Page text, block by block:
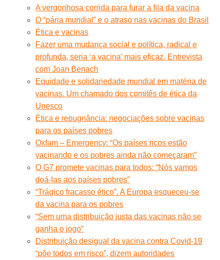
A vergonhosa corrida para furar a fila da vacina
O “pária mundial” e o atraso nas vacinas do Brasil
Ética e vacinas
Fazer uma mudança social e política, radical e
profunda, seria ‘a vacina’ mais eficaz. Entrevista
com Joan Benach
Equidade e solidariedade mundial em matéria de
vacinas. Um chamado dos comitês de ética da
Unesco
Ética e repugnância: negociações sobre vacinas
para os países pobres
Oxfam – Emergency: “Os países ricos estão
vacinando e os pobres ainda não começaram”
O G7 promete vacinas para todos: “Nós vamos
doá-las aos países pobres”
“Trágico fracasso ético”. A Europa esqueceu-se
da vacina para os pobres
“Sem uma distribuição justa das vacinas não se
ganha o jogo”
Distribuição desigual da vacina contra Covid-19
“põe todos em risco”, dizem autoridades